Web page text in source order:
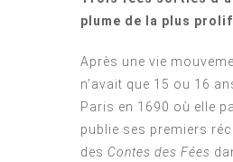
plume de la plus
Après une vie
n’avait que 15 ou 16
Paris en 1690 où elle
publie ses premiers
des Contes des Fées